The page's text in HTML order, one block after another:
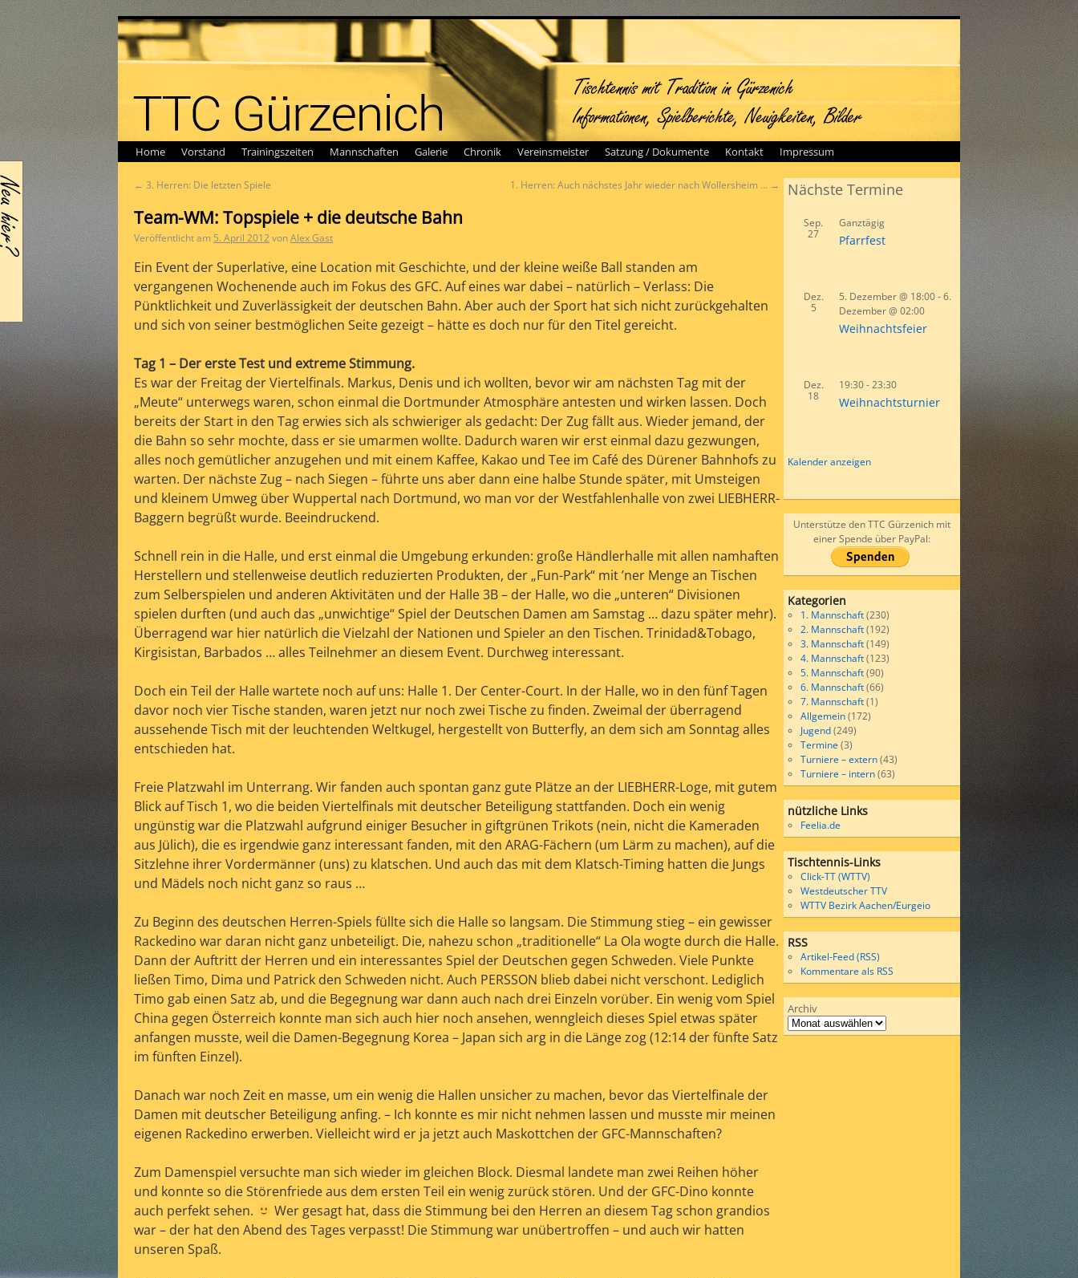
Home Vorstand Trainingszeiten Mannschaften Galerie Chronik Vereinsmeister Satzung / Dokumente Kontakt Impressum
← 3. Herren: Die letzten Spiele 1. Herren: Auch nächstes Jahr wieder nach Wollersheim … →
Team-WM: Topspiele + die deutsche Bahn
Veröffentlicht am 5. April 2012 vonAlex Gast
Ein Event der Superlative, eine Location mit Geschichte, und der kleine weiße Ball standen am
vergangenen Wochenende auch im Fokus des GFC. Auf eines war dabei – natürlich – Verlass: Die
Pünktlichkeit und Zuverlässigkeit der deutschen Bahn. Aber auch der Sport hat sich nicht zurückgehalten
und sich von seiner bestmöglichen Seite gezeigt – hätte es doch nur für den Titel gereicht.
Tag 1 – Der erste Test und extreme Stimmung.
Es war der Freitag der Viertelfinals. Markus, Denis und ich wollten, bevor wir am nächsten Tag mit der
„Meute“ unterwegs waren, schon einmal die Dortmunder Atmosphäre antesten und wirken lassen. Doch
bereits der Start in den Tag erwies sich als schwieriger als gedacht: Der Zug fällt aus. Wieder jemand, der
die Bahn so sehr mochte, dass er sie umarmen wollte. Dadurch waren wir erst einmal dazu gezwungen,
alles noch gemütlicher anzugehen und mit einem Kaffee, Kakao und Tee im Café des Dürener Bahnhofs zu
warten. Der nächste Zug – nach Siegen – führte uns aber dann eine halbe Stunde später, mit Umsteigen
und kleinem Umweg über Wuppertal nach Dortmund, wo man vor der Westfahlenhalle von zwei LIEBHERR-
Baggern begrüßt wurde. Beeindruckend.
Schnell rein in die Halle, und erst einmal die Umgebung erkunden: große Händlerhalle mit allen namhaften
Herstellern und stellenweise deutlich reduzierten Produkten, der „Fun-Park“ mit ’ner Menge an Tischen
zum Selberspielen und anderen Aktivitäten und der Halle 3B – der Halle, wo die „unteren“ Divisionen
spielen durften (und auch das „unwichtige“ Spiel der Deutschen Damen am Samstag … dazu später mehr).
Überragend war hier natürlich die Vielzahl der Nationen und Spieler an den Tischen. Trinidad&Tobago,
Kirgisistan, Barbados … alles Teilnehmer an diesem Event. Durchweg interessant.
Doch ein Teil der Halle wartete noch auf uns: Halle 1. Der Center-Court. In der Halle, wo in den fünf Tagen
davor noch vier Tische standen, waren jetzt nur noch zwei Tische zu finden. Zweimal der überragend
aussehende Tisch mit der leuchtenden Weltkugel, hergestellt von Butterfly, an dem sich am Sonntag alles
entschieden hat.
Freie Platzwahl im Unterrang. Wir fanden auch spontan ganz gute Plätze an der LIEBHERR-Loge, mit gutem
Blick auf Tisch 1, wo die beiden Viertelfinals mit deutscher Beteiligung stattfanden. Doch ein wenig
ungünstig war die Platzwahl aufgrund einiger Besucher in giftgrünen Trikots (nein, nicht die Kameraden
aus Jülich), die es irgendwie ganz interessant fanden, mit den ARAG-Fächern (um Lärm zu machen), auf die
Sitzlehne ihrer Vordermänner (uns) zu klatschen. Und auch das mit dem Klatsch-Timing hatten die Jungs
und Mädels noch nicht ganz so raus …
Zu Beginn des deutschen Herren-Spiels füllte sich die Halle so langsam. Die Stimmung stieg – ein gewisser
Rackedino war daran nicht ganz unbeteiligt. Die, nahezu schon „traditionelle“ La Ola wogte durch die Halle.
Dann der Auftritt der Herren und ein interessantes Spiel der Deutschen gegen Schweden. Viele Punkte
ließen Timo, Dima und Patrick den Schweden nicht. Auch PERSSON blieb dabei nicht verschont. Lediglich
Timo gab einen Satz ab, und die Begegnung war dann auch nach drei Einzeln vorüber. Ein wenig vom Spiel
China gegen Österreich konnte man sich auch hier noch ansehen, wenngleich dieses Spiel etwas später
anfangen musste, weil die Damen-Begegnung Korea – Japan sich arg in die Länge zog (12:14 der fünfte Satz
im fünften Einzel).
Danach war noch Zeit en masse, um ein wenig die Hallen unsicher zu machen, bevor das Viertelfinale der
Damen mit deutscher Beteiligung anfing. – Ich konnte es mir nicht nehmen lassen und musste mir meinen
eigenen Rackedino erwerben. Vielleicht wird er ja jetzt auch Maskottchen der GFC-Mannschaften?
Zum Damenspiel versuchte man sich wieder im gleichen Block. Diesmal landete man zwei Reihen höher
und konnte so die Störenfriede aus dem ersten Teil ein wenig zurück stören. Und der GFC-Dino konnte
auch perfekt sehen.
Wer gesagt hat, dass die Stimmung bei den Herren an diesem Tag schon grandios
war – der hat den Abend des Tages verpasst! Die Stimmung war unübertroffen – und auch wir hatten
unseren Spaß.
Nächste Termine
Sep.
27
Ganztägig
Pfarrfest
Dez.
5
5. Dezember @ 18:00-6.
Dezember @ 02:00
Weihnachtsfeier
Dez.
18
19:30-23:30
Weihnachtsturnier
Kalender anzeigen
Unterstütze den TTC Gürzenich mit
einer Spende über PayPal:
Kategorien
1. Mannschaft(230)
2. Mannschaft(192)
3. Mannschaft(149)
4. Mannschaft(123)
5. Mannschaft(90)
6. Mannschaft(66)
7. Mannschaft(1)
Allgemein(172)
Jugend(249)
Termine(3)
Turniere – extern(43)
Turniere – intern(63)
nützliche Links
Feelia.de
Tischtennis-Links
Click-TT (WTTV)
Westdeutscher TTV
WTTV Bezirk Aachen/Eurgeio
RSS
Artikel-Feed (RSS)
Kommentare als RSS
Archiv